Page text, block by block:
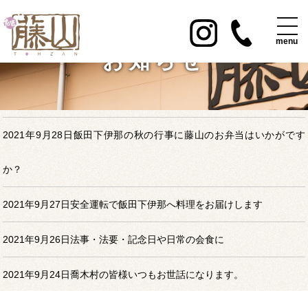
お知らせ
2021年9月28日飯田下伊那の秋の行事に藤山のお弁当はいかがです
か？
2021年9月27日安全運転で飯田下伊那へ料理をお届けします
2021年9月26日法事・法要・記念日や日常の会食に
2021年9月24日喬木村の皆様いつもお世話になります。